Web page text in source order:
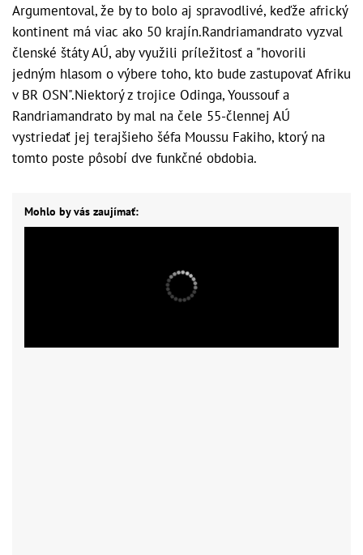
Argumentoval, že by to bolo aj spravodlivé, keďže africký
kontinent má viac ako 50 krajín.Randriamandrato vyzval
členské štáty AÚ, aby využili príležitosť a "hovorili
jedným hlasom o výbere toho, kto bude zastupovať Afriku
v BR OSN".Niektorý z trojice Odinga, Youssouf a
Randriamandrato by mal na čele 55-člennej AÚ
vystriedať jej terajšieho šéfa Moussu Fakiho, ktorý na
tomto poste pôsobí dve funkčné obdobia.
Mohlo by vás zaujímať: